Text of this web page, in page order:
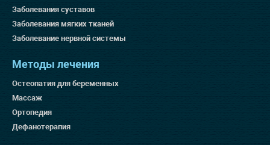
Заболевания суставов
Заболевания мягких тканей
Заболевание нервной системы
Методы лечения
Остеопатия для беременных
Массаж
Ортопедия
Дефанотерапия